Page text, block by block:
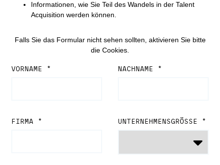
Informationen, wie Sie Teil des Wandels in der Talent
Acquisition werden können.
Falls Sie das Formular nicht sehen sollten, aktivieren Sie bitte
die Cookies.